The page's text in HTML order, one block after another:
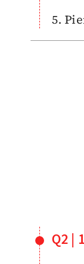
5.
Q2 |